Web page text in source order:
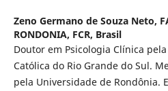
Zeno Germano de Souza Neto,
RONDONIA, FCR, Brasil
Doutor em Psicologia Clínica
Católica do Rio Grande do Sul.
pela Universidade de Rondônia.